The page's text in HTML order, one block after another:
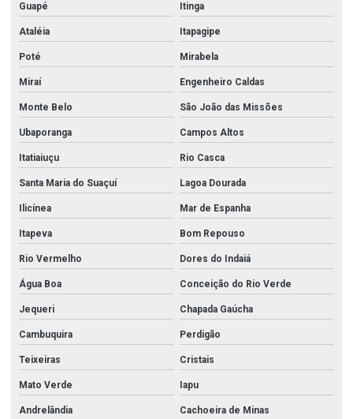
Guapé Itinga
Ataléia Itapagipe
Poté Mirabela
Miraí Engenheiro Caldas
Monte Belo São João das Missões
Ubaporanga Campos Altos
Itatiaiuçu Rio Casca
Santa Maria do Suaçuí Lagoa Dourada
Ilicínea Mar de Espanha
Itapeva Bom Repouso
Rio Vermelho Dores do Indaiá
Água Boa Conceição do Rio Verde
Jequeri Chapada Gaúcha
Cambuquira Perdigão
Teixeiras Cristais
Mato Verde Iapu
Andrelândia Cachoeira de Minas